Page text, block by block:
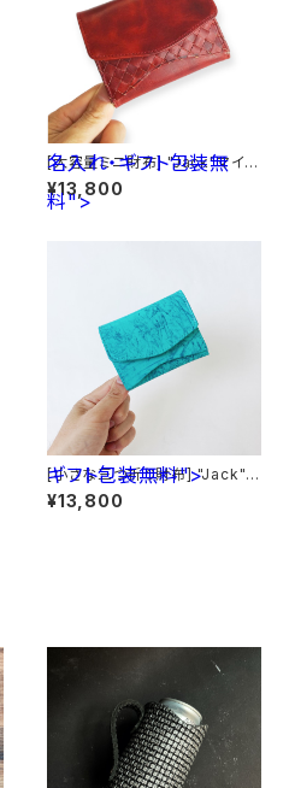
名入れ・ギフト包装無
料">
[大容量ミニ財布] "Jack"マイク
ロウォレット < Red> 名入れ・
ギフト包装無料
¥13,800
ギフト包装無料">
[小さな三つ折り財布] "Jack"マ
イクロウォレット エナメル革< ラ
イトブルー> ギフト包装無料
¥13,800